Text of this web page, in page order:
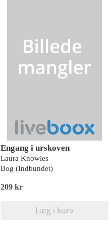
Engang i urskoven
Laura Knowles
Bog (Indbundet)
209 kr
Læg i kurv